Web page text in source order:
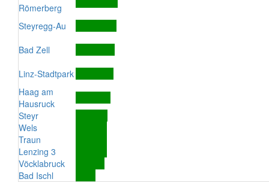
Römerberg
Steyregg-Au
Bad Zell
Linz-Stadtpark
Haag am
Hausruck
Steyr
Wels
Traun
Lenzing 3
Vöcklabruck
Bad Ischl